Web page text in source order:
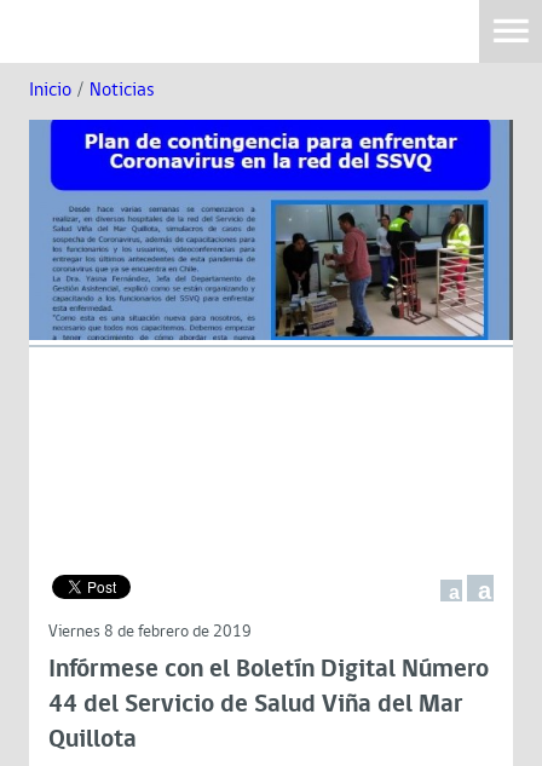
Inicio / Noticias
a a
Viernes 8 de febrero de 2019
Infórmese con el Boletín Digital Número
44 del Servicio de Salud Viña del Mar
Quillota